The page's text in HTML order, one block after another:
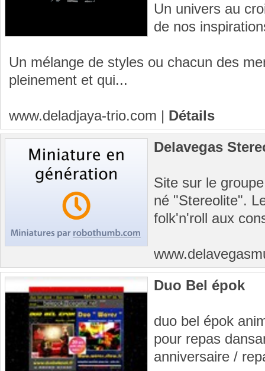
Un univers au
de nos
Un mélange de styles ou chacun des
pleinement et qui...
www.deladjaya-trio.com | Détails
Delavegas
Site sur le
né "Stereolite".
folk'n'roll aux
Duo Bel épok
duo bel épok
pour repas
anniversaire /